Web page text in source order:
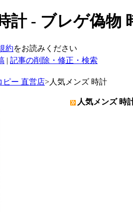
計 - ブレゲ偽物
約をお読みください
| 記事の削除・修正・検索
ピー 直営店>人気メンズ 時計
人気メンズ 時